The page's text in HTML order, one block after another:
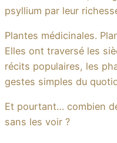
psyllium par leur
Plantes médicinales.
Elles ont traversé les
récits populaires, les
gestes simples du
Et pourtant… combien
sans les voir ?